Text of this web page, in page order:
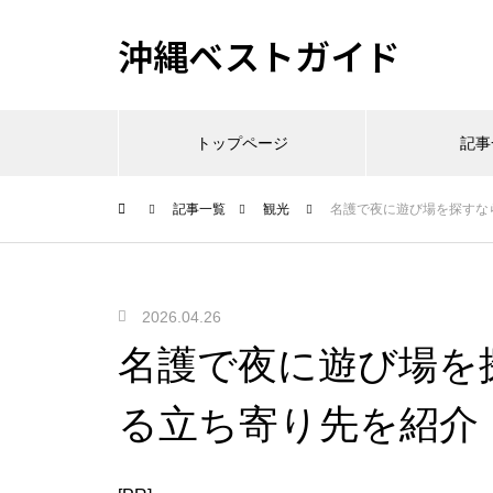
沖縄ベストガイド
トップページ 記
記事一覧 観光 名護で夜に遊び場を探す
2026.04.26
名護で夜に遊び場
る立ち寄り先を紹介